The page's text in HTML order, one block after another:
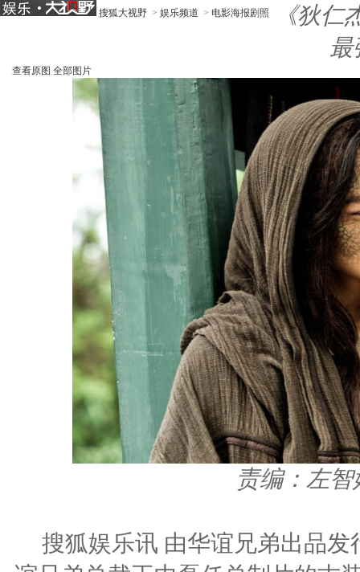
搜狐大视野 > 娱乐频道 > 电影海报剧照
《狄
最
查看原图 全部图片
责编：左智
搜狐娱乐讯 由华谊兄弟出品发